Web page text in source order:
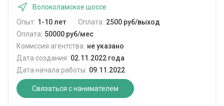
Волоколамское шоссе
Опыт: 1-10 лет Оплата: 2500 руб/выход
Оплата: 50000 руб/мес
Комиссия агентства: не указано
Дата создания: 02.11.2022 года
Дата начала работы: 09.11.2022
Связаться с нанимателем